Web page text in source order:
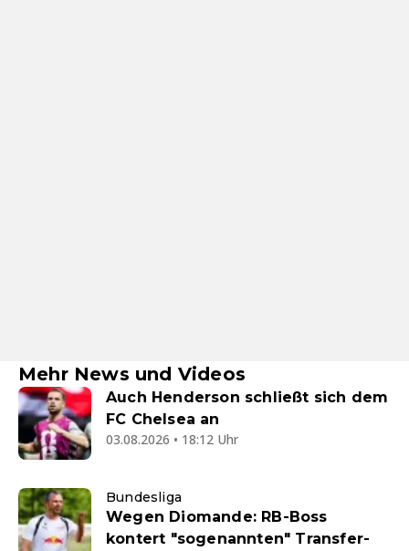
Mehr News und Videos
Auch Henderson schließt sich dem
FC Chelsea an
03.08.2026 • 18:12 Uhr
Bundesliga
Wegen Diomande: RB-Boss
kontert "sogenannten" Transfer-